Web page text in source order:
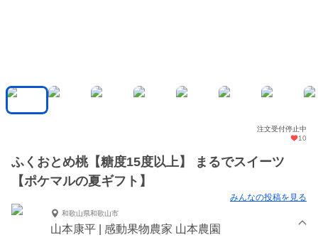
注文受付停止中
10
ふくおとめ桃【糖度15度以上】 まるでスイーツ
【ポケマルの夏ギフト】
みんなの投稿を見る
和歌山県和歌山市
山本康平 | 感動果物農家 山本農園